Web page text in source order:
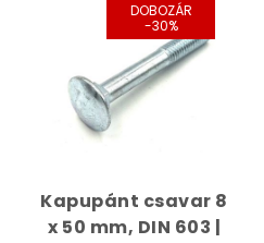
DOBOZÁR
-30%
Kapupánt csavar 8
x 50 mm, DIN 603 |